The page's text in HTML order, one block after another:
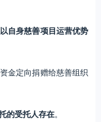
自身慈善项目运营优势
金定向捐赠给慈善组织
的受托人存在。